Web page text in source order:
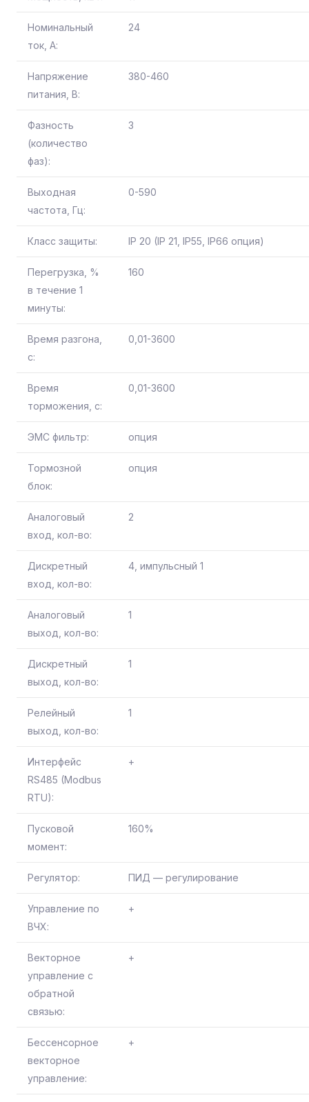
Номинальный
ток, А:
24
Напряжение
питания, В:
380-460
Фазность
(количество
фаз):
3
Выходная
частота, Гц:
0-590
Класс защиты: IP 20 (IP 21, IP55, IP66 опция)
Перегрузка, %
в течение 1
минуты:
160
Время разгона,
с:
0,01-3600
Время
торможения, с:
0,01-3600
ЭМС фильтр: опция
Тормозной
блок:
опция
Аналоговый
вход, кол-во:
2
Дискретный
вход, кол-во:
4, импульсный 1
Аналоговый
выход, кол-во:
1
Дискретный
выход, кол-во:
1
Релейный
выход, кол-во:
1
Интерфейс
RS485 (Modbus
RTU):
+
Пусковой
момент:
160%
Регулятор: ПИД — регулирование
Управление по
ВЧХ:
+
Векторное
управление с
обратной
связью:
+
Бессенсорное
векторное
управление:
+